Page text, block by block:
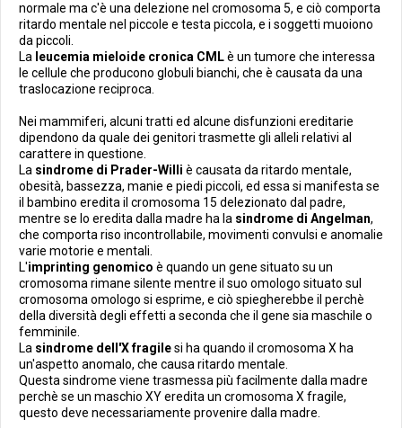
normale ma c'è una delezione nel cromosoma 5, e ciò comporta
ritardo mentale nel piccole e testa piccola, e i soggetti muoiono
da piccoli.
La leucemia mieloide cronica CMLè un tumore che interessa
le cellule che producono globuli bianchi, che è causata da una
traslocazione reciproca.
Nei mammiferi, alcuni tratti ed alcune disfunzioni ereditarie
dipendono da quale dei genitori trasmette gli alleli relativi al
carattere in questione.
La sindrome di Prader-Willi è causata da ritardo mentale,
obesità, bassezza, manie e piedi piccoli, ed essa si manifesta se
il bambino eredita il cromosoma 15 delezionato dal padre,
mentre se lo eredita dalla madre ha la sindrome di Angelman,
che comporta riso incontrollabile, movimenti convulsi e anomalie
varie motorie e mentali.
L'imprinting genomico è quando un gene situato su un
cromosoma rimane silente mentre il suo omologo situato sul
cromosoma omologo si esprime, e ciò spiegherebbe il perchè
della diversità degli effetti a seconda che il gene sia maschile o
femminile.
La sindrome dell'X fragilesi ha quando il cromosoma X ha
un'aspetto anomalo, che causa ritardo mentale.
Questa sindrome viene trasmessa più facilmente dalla madre
perchè se un maschio XY eredita un cromosoma X fragile,
questo deve necessariamente provenire dalla madre.